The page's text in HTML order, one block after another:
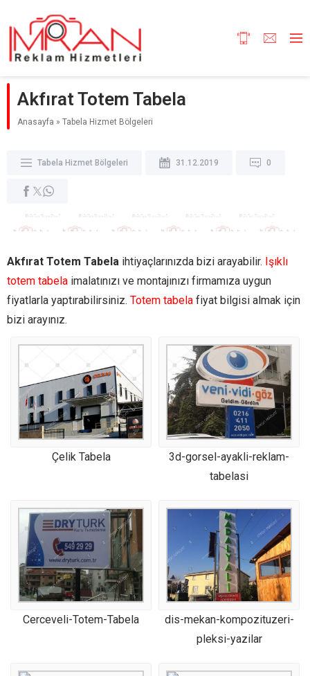
Akfırat Totem Tabela
Anasayfa » Tabela Hizmet Bölgeleri
Tabela Hizmet Bölgeleri 31.12.2019 0
Akfırat Totem Tabela ihtiyaçlarınızda bizi arayabilir. Işıklı
totem tabela imalatınızı ve montajınızı firmamıza uygun
fiyatlarla yaptırabilirsiniz. Totem tabela fiyat bilgisi almak için
bizi arayınız.
Çelik Tabela
3d-gorsel-ayakli-reklam-
tabelasi
Cerceveli-Totem-Tabela
dis-mekan-kompozituzeri-
pleksi-yazilar